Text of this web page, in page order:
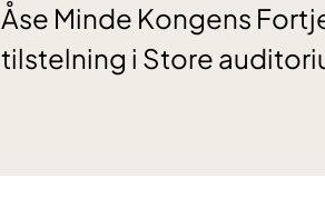
Åse Minde Kongens
tilstelning i Store